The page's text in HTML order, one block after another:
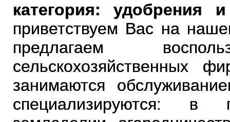
категория: удобрения
приветствуем Вас на
предлагаем
сельскохозяйственных
занимаются
специализируются: в